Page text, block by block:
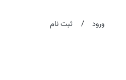
ورود / ثبت نام